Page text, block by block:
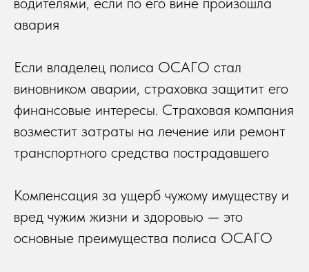
авария
Если владелец полиса ОСАГО стал
виновником аварии, страховка защитит его
финансовые интересы. Страховая компания
возместит затраты на лечение или ремонт
транспортного средства пострадавшего
Компенсация за ущерб чужому имуществу и
вред чужим жизни и здоровью — это
основные преимущества полиса ОСАГО